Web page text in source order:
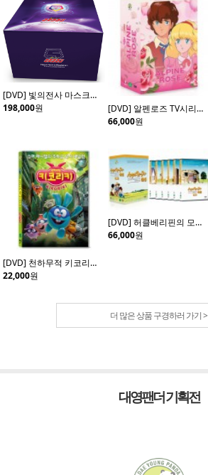
[DVD] 빛의전사 마스크맨 초회 한정판 (20disc)
198,000원
[DVD] 알펜로즈 TV시리즈 (4disc)
66,000원
[DVD] 천하무적 키코리키 (Kikoriki: Team Invincible)- 데니스체르노프 감독
22,000원
[DVD] 허클베리핀의 모험 (6Disc)
66,000원
더 많은 상품 구경하러 가기 >
대영팬더 기획전